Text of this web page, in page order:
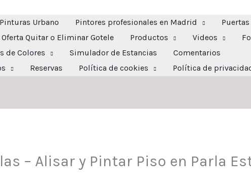
Urbano Pintores profesionales en Madrid
Puertas
Oferta Quitar o Eliminar Gotele Productos Videos
de Colores Simulador de Estancias
Comentarios
Reservas Política de cookies Política de
– Alisar y Pintar Piso en Parla